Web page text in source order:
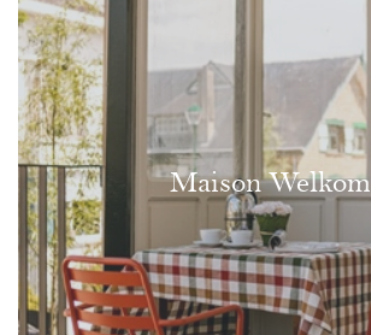
Maison Welkom